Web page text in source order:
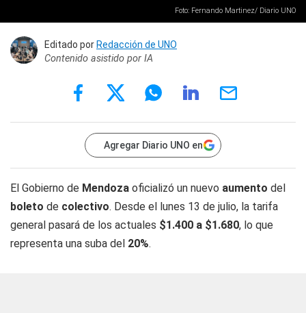
Foto: Fernando Martinez/ Diario UNO
Editado porRedacción de UNO
Contenido asistido por IA
Agregar Diario UNO en
El Gobierno de Mendoza oficializó un nuevo aumento del
boleto de colectivo. Desde el lunes 13 de julio, la tarifa
general pasará de los actuales $1.400 a $1.680, lo que
representa una suba del 20%.